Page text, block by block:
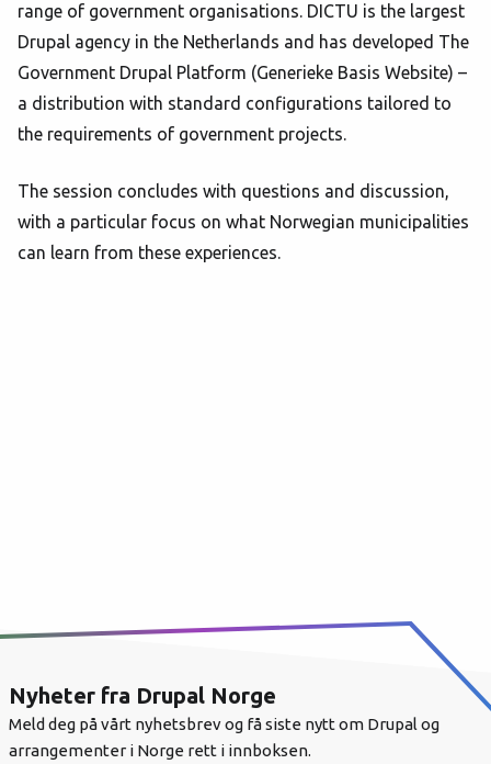
range of government organisations. DICTU is the largest
Drupal agency in the Netherlands and has developed The
Government Drupal Platform (Generieke Basis Website) –
a distribution with standard configurations tailored to
the requirements of government projects.
The session concludes with questions and discussion,
with a particular focus on what Norwegian municipalities
can learn from these experiences.
Nyheter fra Drupal Norge
Meld deg på vårt nyhetsbrev og få siste nytt om Drupal og
arrangementer i Norge rett i innboksen.